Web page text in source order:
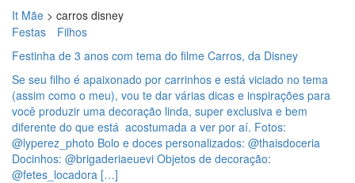
It Mãe > carros disney
Festas
Filhos
Festinha de 3 anos com tema do filme Carros, da Disney
Se seu filho é apaixonado por carrinhos e está viciado no tema
(assim como o meu), vou te dar várias dicas e inspirações para
você produzir uma decoração linda, super exclusiva e bem
diferente do que está acostumada a ver por aí. Fotos:
@lyperez_photo Bolo e doces personalizados: @thaisdoceria
Docinhos: @brigaderiaeuevi Objetos de decoração:
@fetes_locadora […]